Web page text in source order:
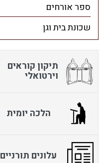
ספר אורחים
שכונת בית וגן
תיקון קוראים
וירטואלי
הלכה יומית
עלונים תורניים